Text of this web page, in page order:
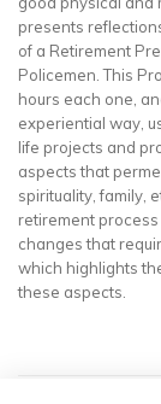
presents
of a Retirement
Policemen. This
hours each one,
experiential way,
life projects and
aspects that
spirituality, family,
retirement
changes that
which highlights
these aspects.